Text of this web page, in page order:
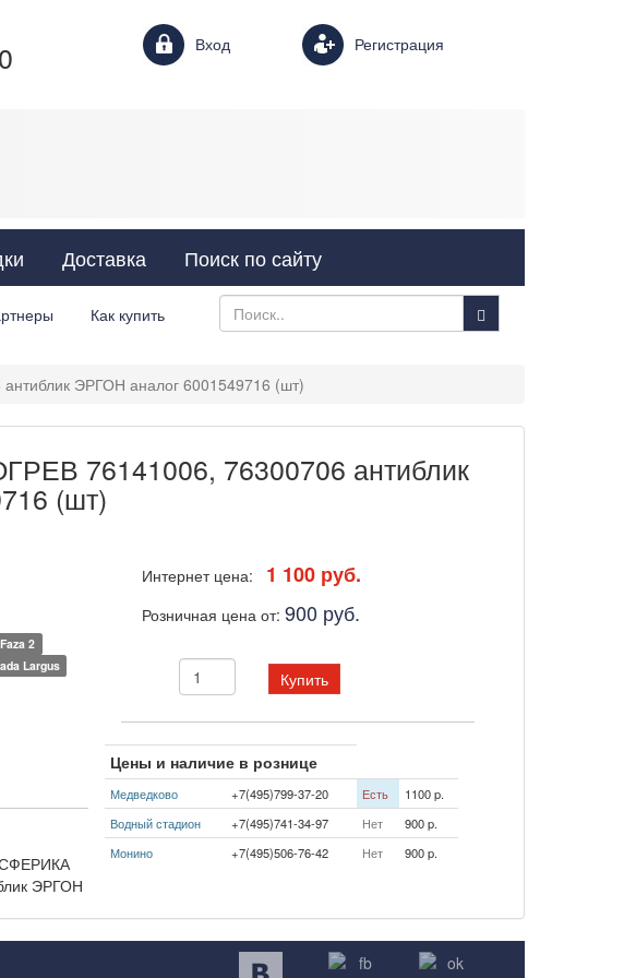
Вход Login form Регистрация
Доставка Поиск по сайту
Как купить
ЭРГОН аналог 6001549716 (шт)
76141006, 76300706 антиблик
(шт)
2
Largus
Интернет цена: 1 100 руб.
Розничная цена от: 900 руб.
Купить
ЭРГОН
Цены и наличие в рознице
Медведково +7(495)799-37-20 Есть
1100 p.
Водный стадион
+7(495)741-34-97 Нет
900 p.
Монино
+7(495)506-76-42 Нет 900 p.